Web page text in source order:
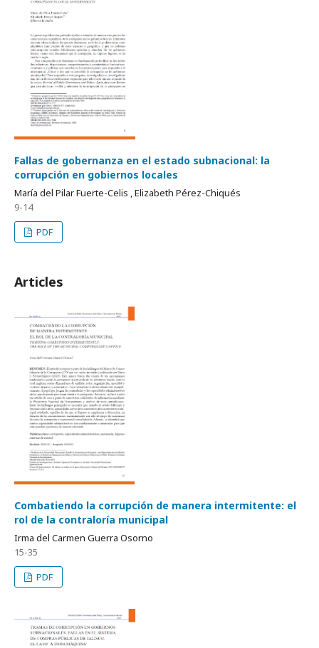
Fallas de gobernanza en el estado subnacional: la
corrupción en gobiernos locales
María del Pilar Fuerte-Celis , Elizabeth Pérez-Chiqués
9-14
PDF
Articles
Combatiendo la corrupción de manera intermitente: el
rol de la contraloría municipal
Irma del Carmen Guerra Osorno
15-35
PDF